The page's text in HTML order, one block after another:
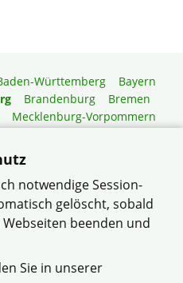
Württemberg
Bayern
Brandenburg
Bremen
Mecklenburg-Vorpommern
Holstein
Gartenberatung
Siedlerbund Berlin-
Wohneigentum Berlin-
notwendige Session-
gelöscht, sobald
beenden und
Sie in unserer